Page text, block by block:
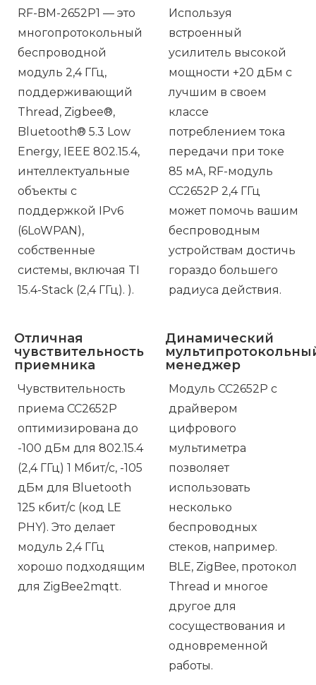
RF-BM-2652P1 — это
многопротокольный
беспроводной
модуль 2,4 ГГц,
поддерживающий
Thread, Zigbee®,
Bluetooth® 5.3 Low
Energy, IEEE 802.15.4,
интеллектуальные
объекты с
поддержкой IPv6
(6LoWPAN),
собственные
системы, включая TI
15.4-Stack (2,4 ГГц). ).
Используя
встроенный
усилитель высокой
мощности +20 дБм с
лучшим в своем
классе
потреблением тока
передачи при токе
85 мА, RF-модуль
CC2652P 2,4 ГГц
может помочь вашим
беспроводным
устройствам достичь
гораздо большего
радиуса действия.
Отличная
чувствительность
приемника
Чувствительность
приема CC2652P
оптимизирована до
-100 дБм для 802.15.4
(2,4 ГГц) 1 Мбит/с, -105
дБм для Bluetooth
125 кбит/с (код LE
PHY). Это делает
модуль 2,4 ГГц
хорошо подходящим
для ZigBee2mqtt.
Динамический
менеджер
Модуль CC2652P с
драйвером
цифрового
мультиметра
позволяет
использовать
несколько
беспроводных
стеков, например.
BLE, ZigBee, протокол
Thread и многое
другое для
сосуществования и
одновременной
работы.